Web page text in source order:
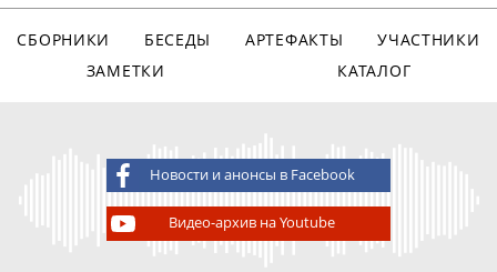
СБОРНИКИ БЕСЕДЫ АРТЕФАКТЫ
УЧАСТНИКИ
ЗАМЕТКИ
КАТАЛОГ
Новости и анонсы в Facebook
Видео-архив на Youtube